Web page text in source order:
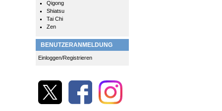
Qigong
Shiatsu
Tai Chi
Zen
BENUTZERANMELDUNG
Einloggen/Registrieren